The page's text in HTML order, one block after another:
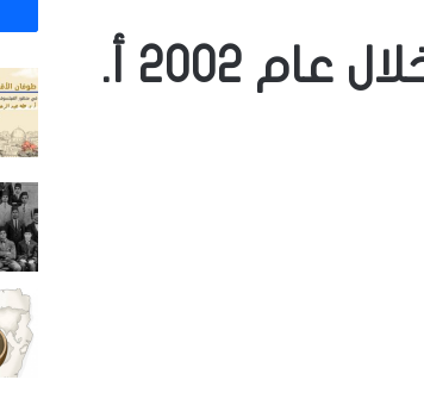
أوضاع المسلمين في أمريكا خلال عام 2002 أ.